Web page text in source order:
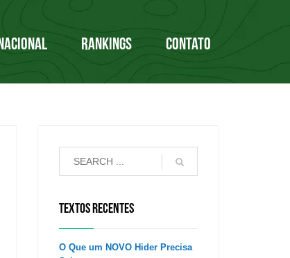
RANKINGS CONTATO
TEXTOS RECENTES
O Que um NOVO Hider Precisa